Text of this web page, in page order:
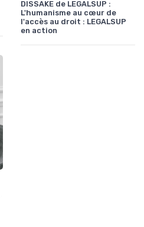
DISSAKE de LEGALSUP :
L'humanisme au cœur de
l'accès au droit : LEGALSUP
en action